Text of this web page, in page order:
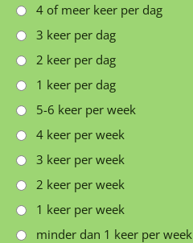
4 of meer keer per dag
3 keer per dag
2 keer per dag
1 keer per dag
5-6 keer per week
4 keer per week
3 keer per week
2 keer per week
1 keer per week
minder dan 1 keer per week